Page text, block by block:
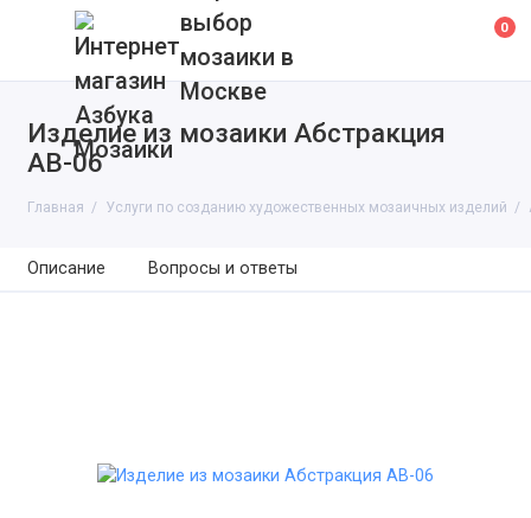
выбор
мозаики в
Москве
0
Изделие из мозаики Абстракция
AB-06
Главная Услуги по созданию художественных мозаичных изделий
Описание Вопросы и ответы